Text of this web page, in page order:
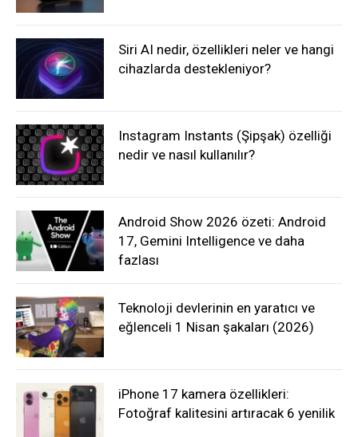
Siri AI nedir, özellikleri neler ve hangi
cihazlarda destekleniyor?
Instagram Instants (Şipşak) özelliği
nedir ve nasıl kullanılır?
Android Show 2026 özeti: Android
17, Gemini Intelligence ve daha
fazlası
Teknoloji devlerinin en yaratıcı ve
eğlenceli 1 Nisan şakaları (2026)
iPhone 17 kamera özellikleri:
Fotoğraf kalitesini artıracak 6 yenilik